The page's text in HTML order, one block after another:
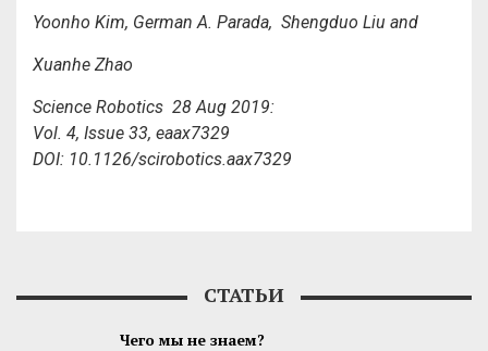
Yoonho Kim, German A. Parada, Shengduo Liu and
Xuanhe Zhao
Science Robotics 28 Aug 2019:
Vol. 4, Issue 33, eaax7329
DOI: 10.1126/scirobotics.aax7329
СТАТЬИ
Чего мы не знаем?